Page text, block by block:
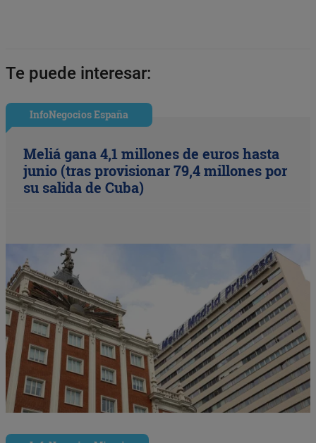
Te puede interesar:
InfoNegocios España
Meliá gana 4,1 millones de euros hasta
junio (tras provisionar 79,4 millones por
su salida de Cuba)